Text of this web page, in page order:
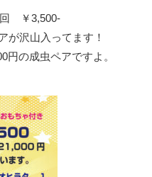
￥3,500-
が沢山入ってます！
の成虫ペアですよ。